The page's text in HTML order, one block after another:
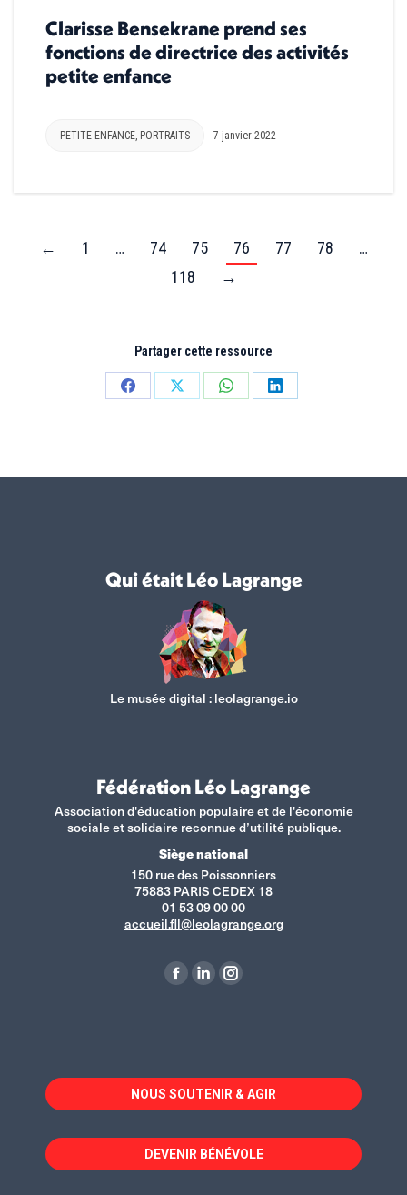
Clarisse Bensekrane prend ses
fonctions de directrice des activités
petite enfance
PETITE ENFANCE PORTRAITS 7 janvier 2022
← 1 … 74 75 76 77 78
…
118
→
Partager cette ressource
PartagerPartagerPartagerPartager
Qui était Léo Lagrange
Le musée digital :leolagrange.io
Fédération Léo Lagrange
Association d'éducation populaire et de l'économie
sociale et solidaire reconnue d’utilité publique.
Siège national
150 rue des Poissonniers
75883 PARIS CEDEX 18
01 53 09 00 00
accueil.fll@leolagrange.org
La
dans
une
fenêtre
La
dans
une
fenêtre
La
dans
une
fenêtre
NOUS SOUTENIR & AGIR
DEVENIR BÉNÉVOLE